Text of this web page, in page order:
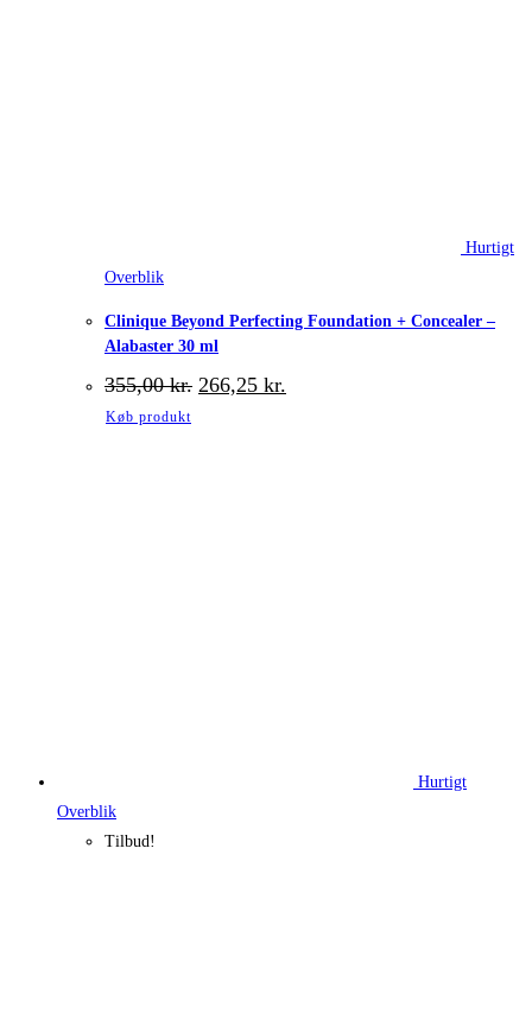
Hurtigt
Overblik
Clinique Beyond Perfecting Foundation + Concealer –
Alabaster 30 ml
355,00kr. Den
oprindelige
266,25 kr.
Køb produkt
Hurtigt
Overblik
Tilbud!